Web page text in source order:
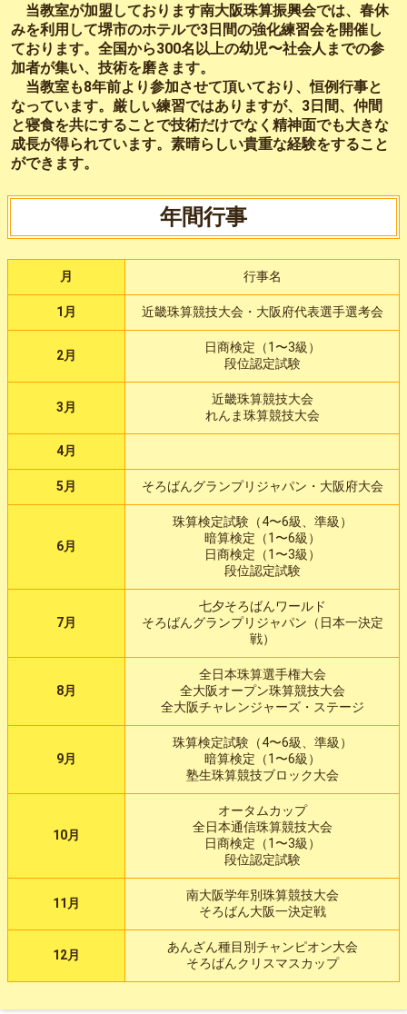
当教室が加盟しております南大阪珠算振興会では、春休
みを利用して堺市のホテルで3日間の強化練習会を開催し
ております。全国から300名以上の幼児〜社会人までの参
加者が集い、技術を磨きます。
当教室も8年前より参加させて頂いており、恒例行事と
なっています。厳しい練習ではありますが、3日間、仲間
と寝食を共にすることで技術だけでなく精神面でも大きな
成長が得られています。素晴らしい貴重な経験をすること
ができます。
年間行事
月 行事名
1月 近畿珠算競技大会・大阪府代表選手選考会
2月
日商検定（1〜3級）
段位認定試験
3月
近畿珠算競技大会
れんま珠算競技大会
4月
5月 そろばんグランプリジャパン・大阪府大会
6月
珠算検定試験（4〜6級、準級）
暗算検定（1〜6級）
日商検定（1〜3級）
段位認定試験
7月
七夕そろばんワールド
そろばんグランプリジャパン（日本一決定
戦）
8月
全日本珠算選手権大会
全大阪オープン珠算競技大会
全大阪チャレンジャーズ・ステージ
9月
珠算検定試験（4〜6級、準級）
暗算検定（1〜6級）
塾生珠算競技ブロック大会
10月
オータムカップ
全日本通信珠算競技大会
日商検定（1〜3級）
段位認定試験
11月
南大阪学年別珠算競技大会
そろばん大阪一決定戦
12月
あんざん種目別チャンピオン大会
そろばんクリスマスカップ